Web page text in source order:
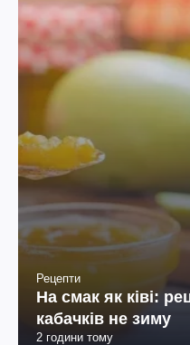
Рецепти
На смак як ківі:
кабачків не зиму
2 години тому